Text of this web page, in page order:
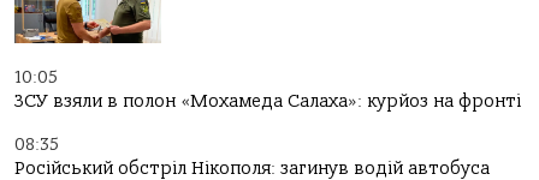
10:05
ЗСУ взяли в полон «Мохамеда Салаха»: курйоз на фронті
08:35
Російський обстріл Нікополя: загинув водій автобуса